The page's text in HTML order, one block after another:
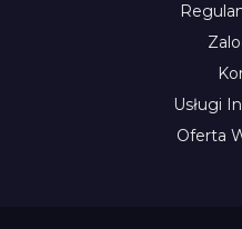
Usługi
Oferta